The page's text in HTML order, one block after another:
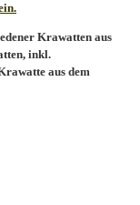
Krawatten aus
inkl.
aus dem